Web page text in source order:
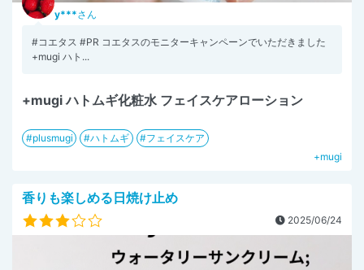
y***さん
#コエタス #PR コエタスのモニターキャンペーンでいただきました
+mugi ハト...
+mugi ハトムギ化粧水 フェイスケアローション
plusmugi ハトムギ
フェイスケア
+mugi
香りも楽しめる日焼け止め
2025/06/24